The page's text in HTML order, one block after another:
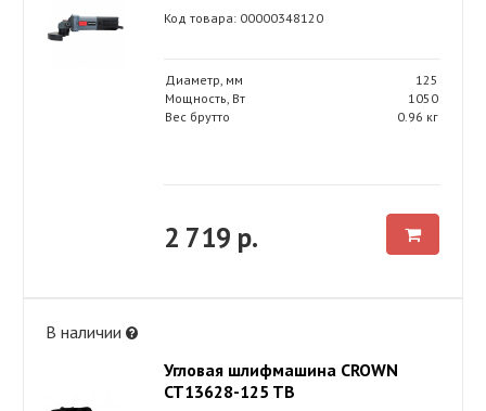
Код товара: 00000348120
Диаметр, мм
125
Мощность, Вт
1050
Вес брутто
0.96 кг
2 719 р.
В наличии
Угловая шлифмашина CROWN
CT13628-125 TB